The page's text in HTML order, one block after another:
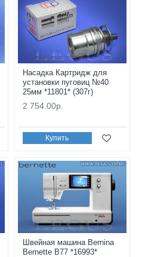
Насадка Картридж для
установки пуговиц №40
25мм *11801* (307г)
2 754.00р.
Купить
Швейная машина Bernina
Bernette B77 *16993*